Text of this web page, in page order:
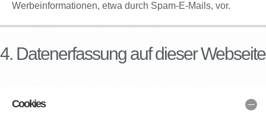
Werbeinformationen, etwa durch Spam-E-Mails, vor.
4. Datenerfassung auf dieser Webseite
Cookies